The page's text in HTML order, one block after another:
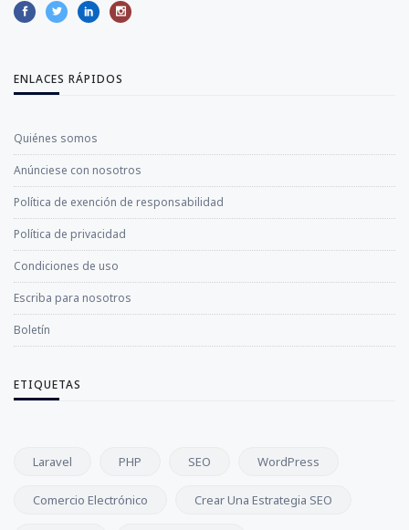
ENLACES RÁPIDOS
Quiénes somos
Anúnciese con nosotros
Política de exención de responsabilidad
Política de privacidad
Condiciones de uso
Escriba para nosotros
Boletín
ETIQUETAS
Laravel PHP SEO WordPress
Comercio Electrónico Crear Una Estrategia SEO